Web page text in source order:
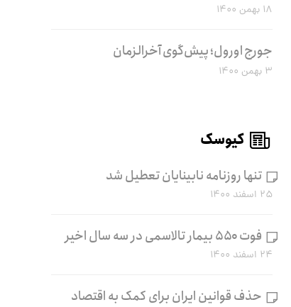
۱۸ بهمن ۱۴۰۰
جورج اورول؛ پیش‌گوی آخرالزمان
۳ بهمن ۱۴۰۰
کیوسک
تنها روزنامه نابینایان تعطیل شد
۲۵ اسفند ۱۴۰۰
فوت ۵۵۰ بیمار تالاسمی در سه سال اخیر
۲۴ اسفند ۱۴۰۰
حذف قوانین ایران برای کمک به اقتصاد